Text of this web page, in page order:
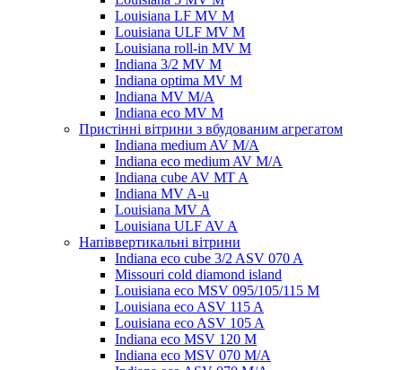
Louisiana LF MV M
Louisiana ULF MV M
Louisiana roll-in MV M
Indiana 3/2 MV M
Indiana optima MV M
Indiana MV M/A
Indiana eco MV M
Пристінні вітрини з вбудованим агрегатом
Indiana medium AV M/A
Indiana eco medium AV M/A
Indiana cube AV MT A
Indiana MV A-u
Louisiana MV A
Louisiana ULF AV A
Напіввертикальні вітрини
Indiana eco cube 3/2 ASV 070 A
Missouri cold diamond island
Louisiana eco MSV 095/105/115 M
Louisiana eco ASV 115 A
Louisiana eco ASV 105 A
Indiana eco MSV 120 M
Indiana eco MSV 070 M/A